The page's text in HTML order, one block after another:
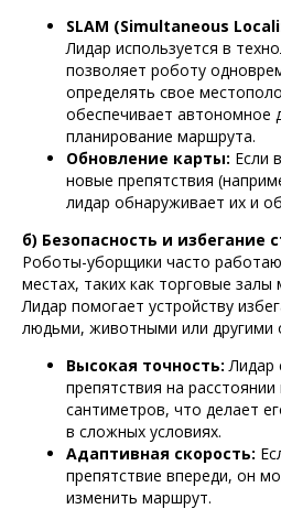
SLAM (Simultaneous
Лидар используется в
позволяет роботу
определять свое
обеспечивает автономное
планирование маршрута.
Обновление карты: Если
новые препятствия
лидар обнаруживает их и
б) Безопасность и избегание
Роботы-уборщики часто
местах, таких как торговые
Лидар помогает устройству
людьми, животными или другими
Высокая точность:Лидар
препятствия на расстоянии
сантиметров, что делает
в сложных условиях.
Адаптивная скорость:
препятствие впереди, он
изменить маршрут.